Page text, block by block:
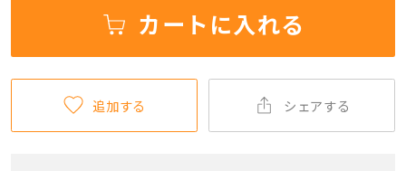
カートに入れる
追加する シェアする